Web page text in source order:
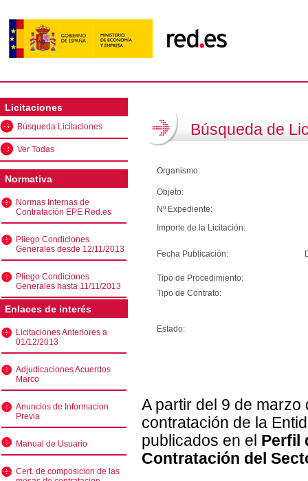
Licitaciones
Búsqueda Licitaciones
Ver Todas
Normativa
Normas Internas de
Contratación EPE Red.es
Pliego Condiciones
Generales desde 12/11/2013
Pliego Condiciones
Generales hasta 11/11/2013
Enlaces de interés
Licitaciones Anteriores a
01/12/2013
Adjudicaciones Acuerdos
Marco
Anuncios de Informacion
Previa
Manual de Usuario
Cert. de composicion de las
Búsqueda de
Organismo:
Objeto:
Nº Expediente:
Importe de la Licitación:
Fecha Publicación:
Tipo de Procedimiento:
Tipo de Contrato:
Estado:
A partir del 9 de
contratación de la
publicados en el Perfil
Contratación del